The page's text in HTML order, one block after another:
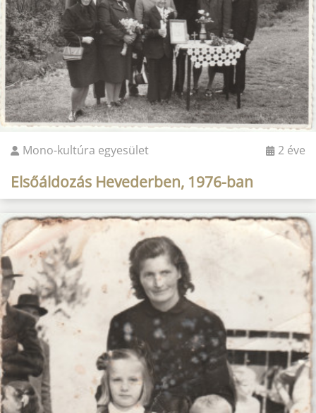
Mono-kultúra egyesület 2 éve
Elsőáldozás Hevederben, 1976-ban